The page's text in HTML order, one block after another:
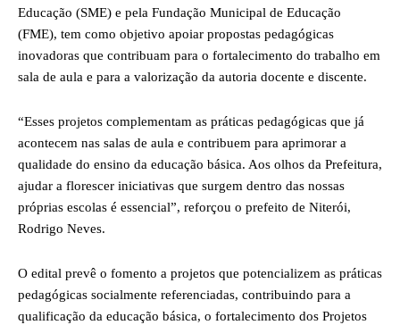
Educação (SME) e pela Fundação Municipal de Educação
(FME), tem como objetivo apoiar propostas pedagógicas
inovadoras que contribuam para o fortalecimento do trabalho em
sala de aula e para a valorização da autoria docente e discente.
“Esses projetos complementam as práticas pedagógicas que já
acontecem nas salas de aula e contribuem para aprimorar a
qualidade do ensino da educação básica. Aos olhos da Prefeitura,
ajudar a florescer iniciativas que surgem dentro das nossas
próprias escolas é essencial”, reforçou o prefeito de Niterói,
Rodrigo Neves.
O edital prevê o fomento a projetos que potencializem as práticas
pedagógicas socialmente referenciadas, contribuindo para a
qualificação da educação básica, o fortalecimento dos Projetos